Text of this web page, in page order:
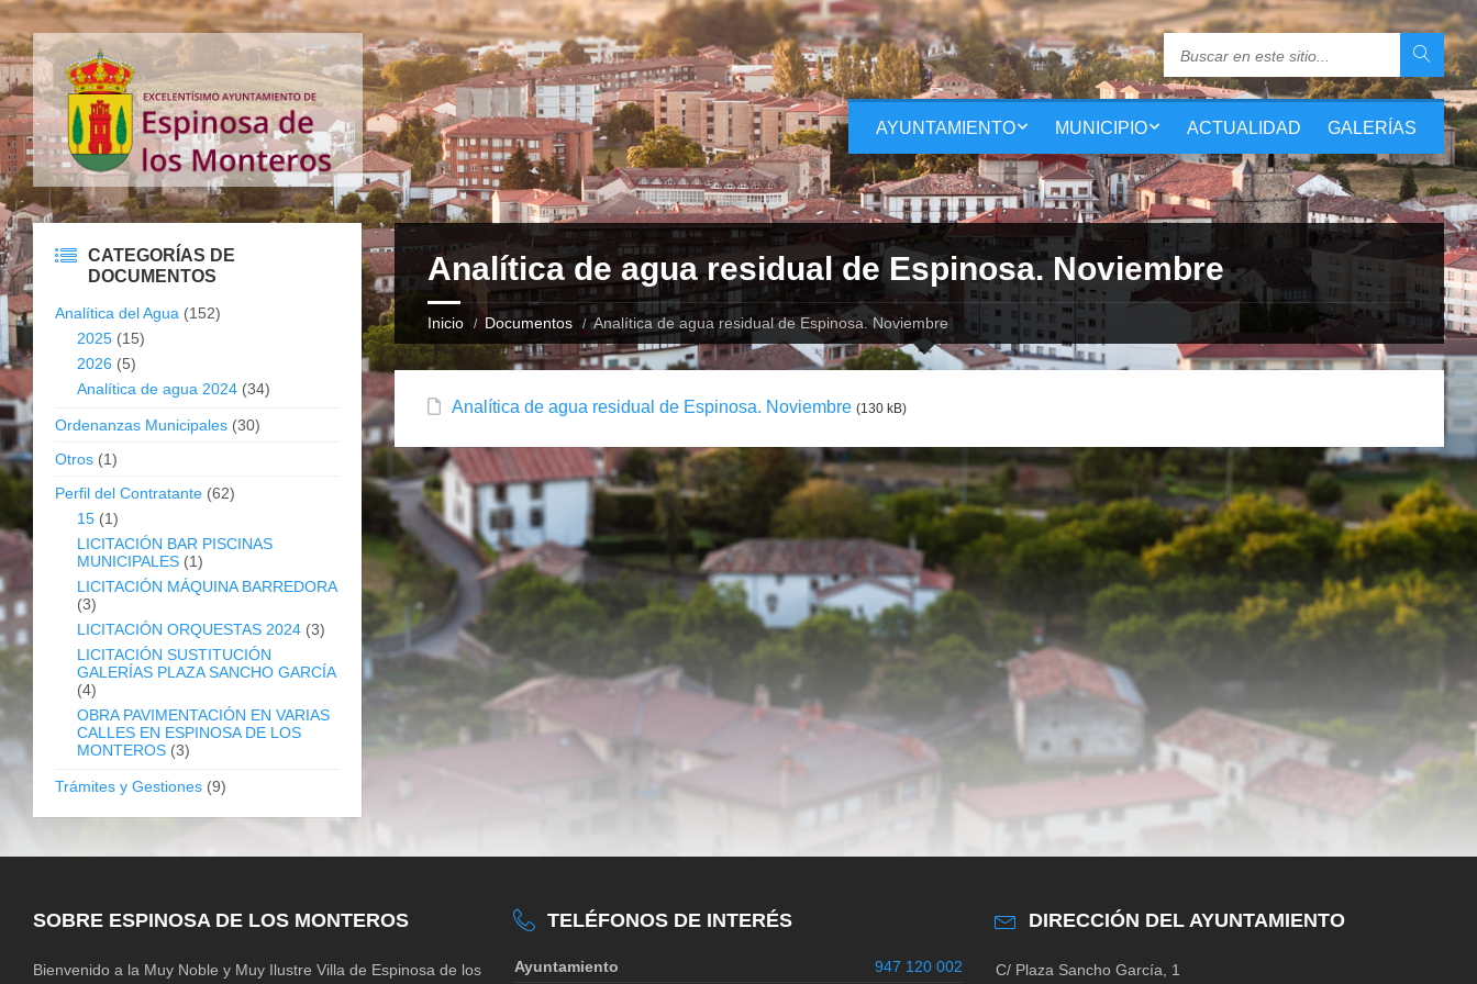
AYUNTAMIENTO MUNICIPIO ACTUALIDAD GALERÍAS
Analítica de agua residual de Espinosa. Noviembre
Inicio Documentos Analítica de agua residual de Espinosa. Noviembre
Analítica de agua residual de Espinosa. Noviembre (130 kB)
CATEGORÍAS DE
DOCUMENTOS
Analítica del Agua (152)
2025 (15)
2026 (5)
Analítica de agua 2024 (34)
Ordenanzas Municipales (30)
Otros (1)
Perfil del Contratante (62)
15 (1)
LICITACIÓN BAR PISCINAS
MUNICIPALES (1)
LICITACIÓN MÁQUINA BARREDORA
(3)
LICITACIÓN ORQUESTAS 2024 (3)
LICITACIÓN SUSTITUCIÓN
GALERÍAS PLAZA SANCHO GARCÍA
(4)
OBRA PAVIMENTACIÓN EN VARIAS
CALLES EN ESPINOSA DE LOS
MONTEROS (3)
Trámites y Gestiones (9)
SOBRE ESPINOSA DE LOS MONTEROS
Bienvenido a la Muy Noble y Muy Ilustre Villa de Espinosa de los
TELÉFONOS DE INTERÉS
Ayuntamiento 947 120 002
DIRECCIÓN DEL AYUNTAMIENTO
C/ Plaza Sancho García, 1